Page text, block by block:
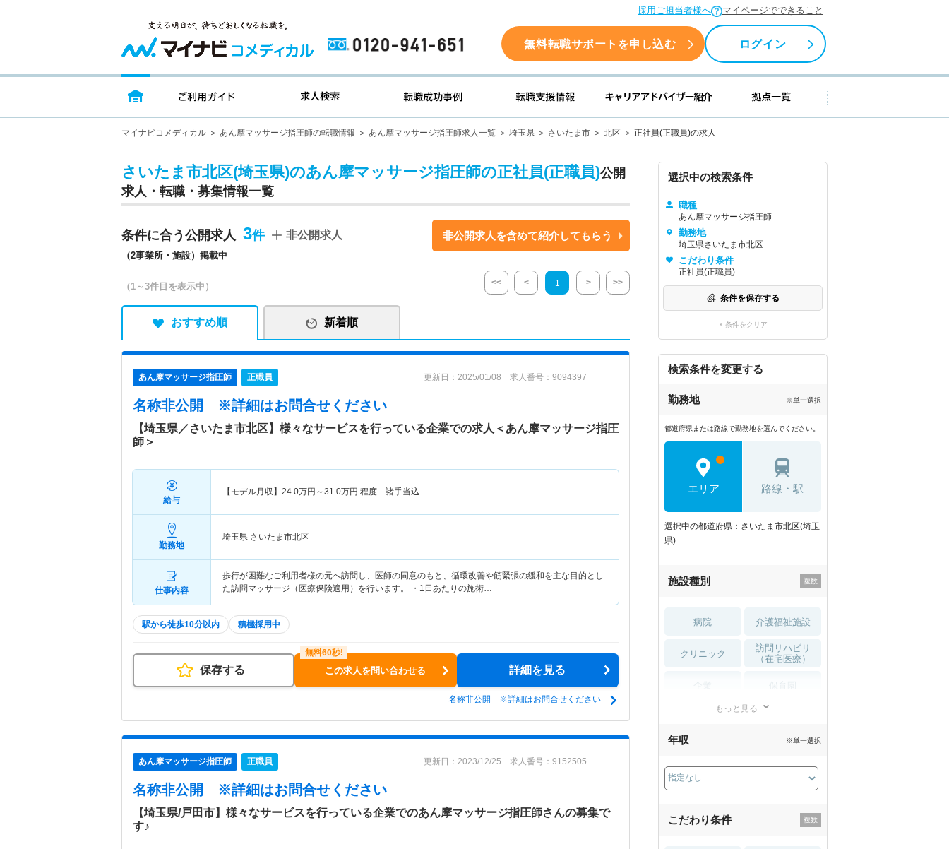
採用ご担当者様へ マイページでできること
0120-941-651 無料転職サポートを申し込む ログイン
トップページ ご利用ガイド 求人検索 転職成功事例 転職支援情報 キャリアアドバイザー紹介 拠点一覧
マイナビコメディカル あん摩マッサージ指圧師の転職情報 あん摩マッサージ指圧師求人一覧 埼玉県 さいたま市 北区 正社員(正職員)の求人
さいたま市北区(埼玉県)のあん摩マッサージ指圧師の正社員(正職員)公開
求人・転職・募集情報一覧
条件に合う公開求人 3
（2事業所・施設）掲載中
非公開求人 非公開求人を含めて紹介してもらう
（1～3件目を表示中） << < 1 > >>
おすすめ順 新着順
あん摩マッサージ指圧師 正職員 更新日：2025/01/08 求人番号：9094397
名称非公開 ※詳細はお問合せください
【埼玉県／さいたま市北区】様々なサービスを行っている企業での求人＜あん摩マッサージ指圧
師＞
給与
【モデル月収】 24.0万円～31.0万円 程度 諸手当込
勤務地
埼玉県 さいたま市北区
仕事内容
歩行が困難なご利用者様の元へ訪問し、医師の同意のもと、循環改善や筋緊張の緩和を主な目的とし
た訪問マッサージ（医療保険適用）を行います。 ・1日あたりの施術…
駅から徒歩10分以内 積極採用中
保存する この求人を問い合わせる 詳細を見る
名称非公開 ※詳細はお問合せください
あん摩マッサージ指圧師 正職員 更新日：2023/12/25 求人番号：9152505
名称非公開 ※詳細はお問合せください
【埼玉県/戸田市】様々なサービスを行っている企業でのあん摩マッサージ指圧師さんの募集で
す♪
選択中の検索条件
職種
あん摩マッサージ指圧師
勤務地
埼玉県さいたま市北区
こだわり条件
正社員(正職員)
条件を保存する
× 条件をクリア
検索条件を変更する
勤務地 ※単一選択
都道府県または路線で勤務地を選んでください。
エリア 路線・駅
選択中の都道府県：さいたま市北区(埼玉
県)
施設種別
病院 介護福祉施設
クリニック
訪問リハビリ
（在宅医療）
薬局・
もっと見る
年収 ※単一選択
こだわり条件